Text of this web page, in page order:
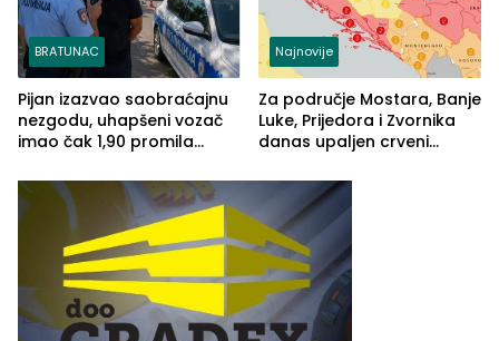
BRATUNAC
Pijan izazvao saobraćajnu
nezgodu, uhapšeni vozač
imao čak 1,90 promila
Najnovije
Za područje Mostara, Banje
Luke, Prijedora i Zvornika
danas upaljen crveni